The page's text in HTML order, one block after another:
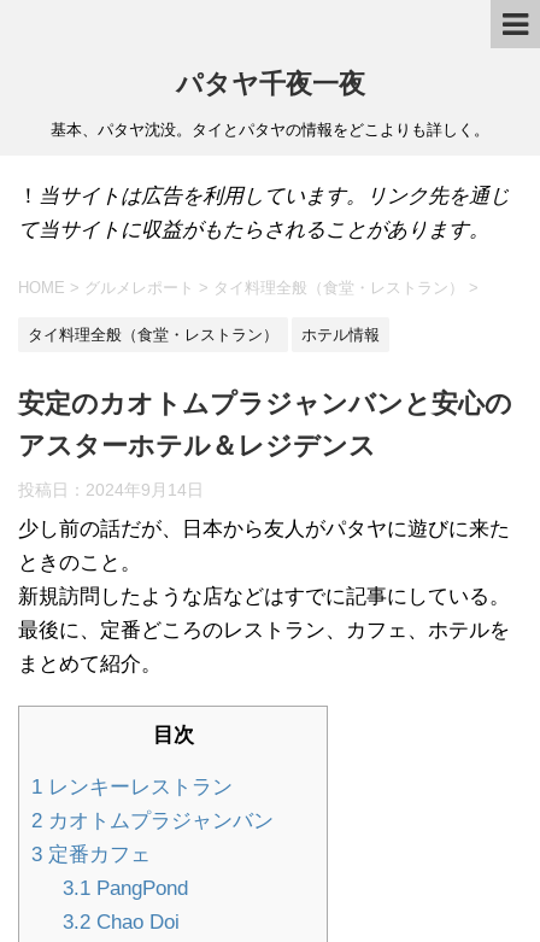
パタヤ千夜一夜
基本、パタヤ沈没。タイとパタヤの情報をどこよりも詳しく。
！ 当サイトは広告を利用しています。リンク先を通じ
て当サイトに収益がもたらされることがあります。
HOME > グルメレポート > タイ料理全般（食堂・レストラン） >
タイ料理全般（食堂・レストラン） ホテル情報
安定のカオトムプラジャンバンと安心の
アスターホテル＆レジデンス
投稿日： 2024年9月14日
少し前の話だが、日本から友人がパタヤに遊びに来た
ときのこと。
新規訪問したような店などはすでに記事にしている。
最後に、定番どころのレストラン、カフェ、ホテルを
まとめて紹介。
目次
1 レンキーレストラン
2 カオトムプラジャンバン
3 定番カフェ
3.1PangPond
3.2Chao Doi